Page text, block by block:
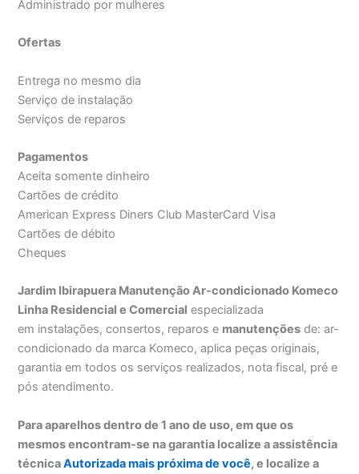
Administrado por mulheres
Ofertas
Entrega no mesmo dia
Serviço de instalação
Serviços de reparos
Pagamentos
Aceita somente dinheiro
Cartões de crédito
American Express Diners Club MasterCard Visa
Cartões de débito
Cheques
Jardim Ibirapuera Manutenção Ar-condicionado Komeco
Linha Residencial e Comercial especializada
em instalações, consertos, reparos e manutenções de: ar-
condicionado da marca Komeco, aplica peças originais,
garantia em todos os serviços realizados, nota fiscal, pré e
pós atendimento.
Para aparelhos dentro de 1 ano de uso, em que os
mesmos encontram-se na garantia localize a assistência
técnicaAutorizada mais próxima de você, e localize a